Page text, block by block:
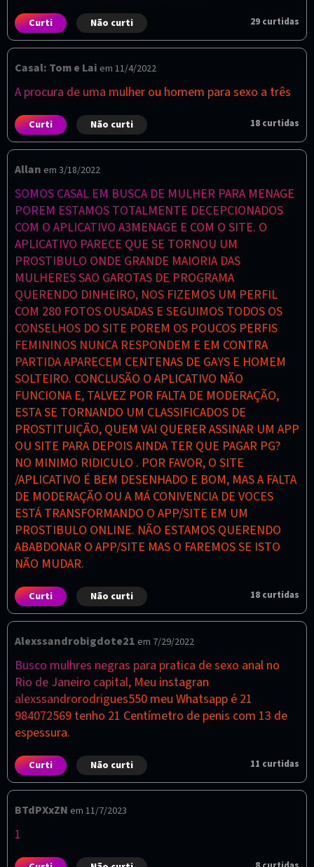
Curti Não curti 29 curtidas
Casal: Tom e Lai em 11/4/2022
A procura de uma mulher ou homem para sexo a três
Curti Não curti 18 curtidas
Allan em 3/18/2022
SOMOS CASAL EM BUSCA DE MULHER PARA MENAGE
POREM ESTAMOS TOTALMENTE DECEPCIONADOS
COM O APLICATIVO A3MENAGE E COM O SITE. O
APLICATIVO PARECE QUE SE TORNOU UM
PROSTIBULO ONDE GRANDE MAIORIA DAS
MULHERES SAO GAROTAS DE PROGRAMA
QUERENDO DINHEIRO, NOS FIZEMOS UM PERFIL
COM 280 FOTOS OUSADAS E SEGUIMOS TODOS OS
CONSELHOS DO SITE POREM OS POUCOS PERFIS
FEMININOS NUNCA RESPONDEM E EM CONTRA
PARTIDA APARECEM CENTENAS DE GAYS E HOMEM
SOLTEIRO. CONCLUSÃO O APLICATIVO NÃO
FUNCIONA E, TALVEZ POR FALTA DE MODERAÇÃO,
ESTA SE TORNANDO UM CLASSIFICADOS DE
PROSTITUIÇÃO, QUEM VAI QUERER ASSINAR UM APP
OU SITE PARA DEPOIS AINDA TER QUE PAGAR PG?
NO MINIMO RIDICULO . POR FAVOR, O SITE
/APLICATIVO É BEM DESENHADO E BOM, MAS A FALTA
DE MODERAÇÃO OU A MÁ CONIVENCIA DE VOCES
ESTÁ TRANSFORMANDO O APP/SITE EM UM
PROSTIBULO ONLINE. NÃO ESTAMOS QUERENDO
ABABDONAR O APP/SITE MAS O FAREMOS SE ISTO
NÃO MUDAR.
Curti Não curti 18 curtidas
Alexssandrobigdote21 em 7/29/2022
Busco mulhres negras para pratica de sexo anal no
Rio de Janeiro capital, Meu instagran
alexssandrorodrigues550 meu Whatsapp é 21
984072569 tenho 21 Centímetro de penis com 13 de
espessura.
Curti Não curti 11 curtidas
BTdPXxZN em 11/7/2023
1